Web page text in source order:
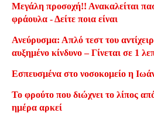
Μεγάλη προσοχή!! Ανακαλείται
φράουλα - Δείτε ποια είναι
Ανεύρυσμα: Απλό τεστ του
αυξημένο κίνδυνο – Γίνεται σε 1
Εσπευσμένα στο νοσοκομείο η
Το φρούτο που διώχνει το λίπος
ημέρα αρκεί